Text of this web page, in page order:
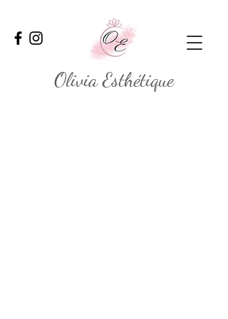
Olivia Esthétique